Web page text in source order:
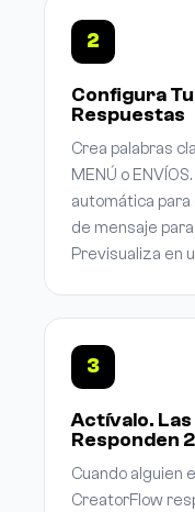
2
Configura
Respuestas
Crea palabras
MENÚ o
automática para
de mensaje
Previsualiza en
3
Actívalo.
Responden
Cuando alguien
CreatorFlow